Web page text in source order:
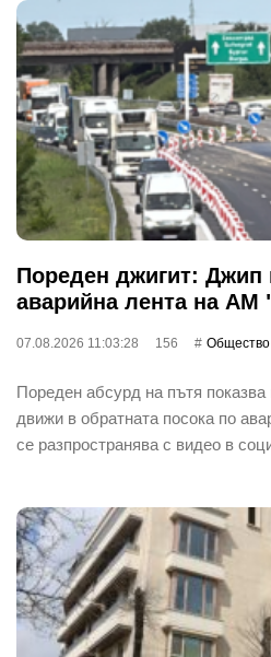
Пореден джигит: Джип
аварийна лента на АМ
07.08.2026 11:03:28 156 Общество
Пореден абсурд на пътя
движи в обратната посока по
се разпространява с видео в